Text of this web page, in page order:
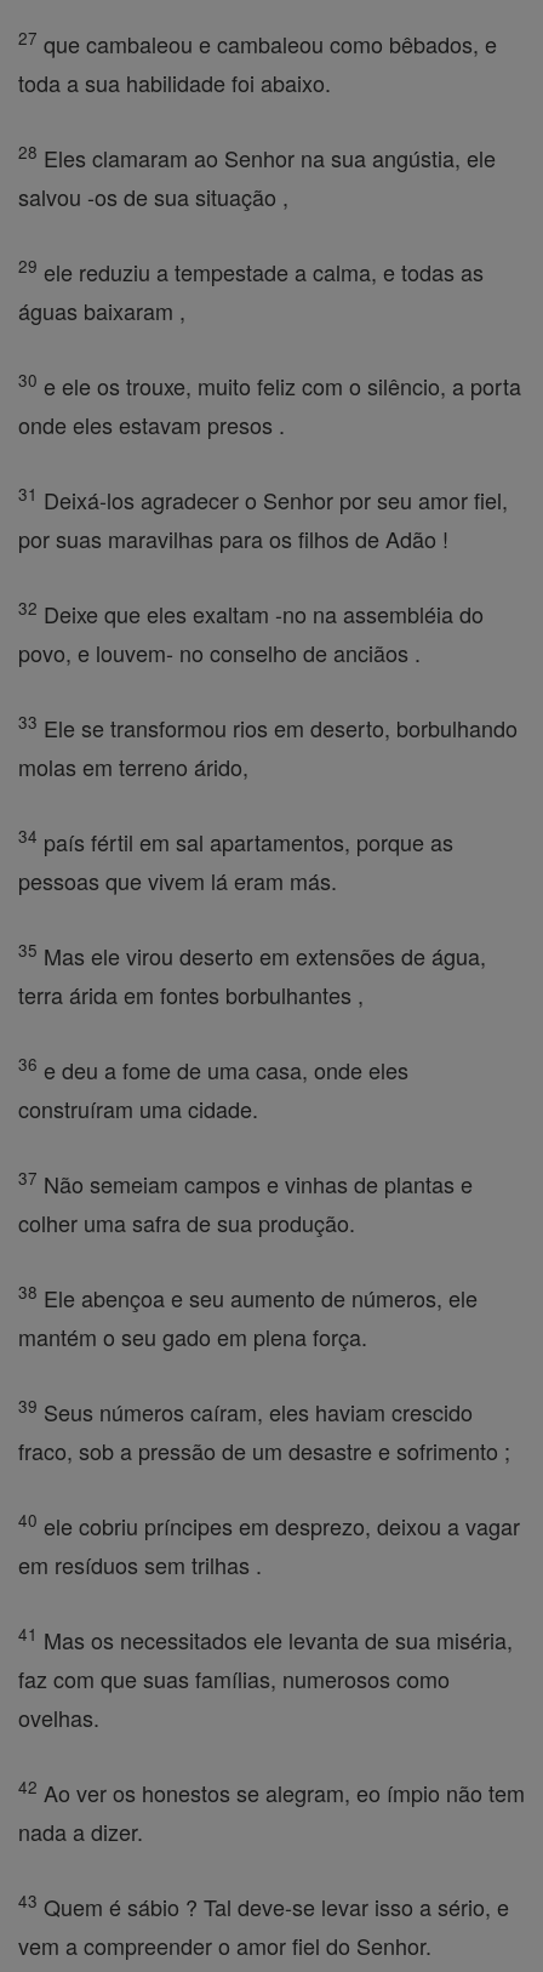
27 que cambaleou e cambaleou como bêbados, e
toda a sua habilidade foi abaixo.
28 Eles clamaram ao Senhor na sua angústia, ele
salvou -os de sua situação ,
29 ele reduziu a tempestade a calma, e todas as
águas baixaram ,
30 e ele os trouxe, muito feliz com o silêncio, a porta
onde eles estavam presos .
31 Deixá-los agradecer o Senhor por seu amor fiel,
por suas maravilhas para os filhos de Adão !
32 Deixe que eles exaltam -no na assembléia do
povo, e louvem- no conselho de anciãos .
33 Ele se transformou rios em deserto, borbulhando
molas em terreno árido,
34 país fértil em sal apartamentos, porque as
pessoas que vivem lá eram más.
35 Mas ele virou deserto em extensões de água,
terra árida em fontes borbulhantes ,
36 e deu a fome de uma casa, onde eles
construíram uma cidade.
37 Não semeiam campos e vinhas de plantas e
colher uma safra de sua produção.
38 Ele abençoa e seu aumento de números, ele
mantém o seu gado em plena força.
39 Seus números caíram, eles haviam crescido
fraco, sob a pressão de um desastre e sofrimento ;
40 ele cobriu príncipes em desprezo, deixou a vagar
em resíduos sem trilhas .
41 Mas os necessitados ele levanta de sua miséria,
faz com que suas famílias, numerosos como
ovelhas.
42 Ao ver os honestos se alegram, eo ímpio não tem
nada a dizer.
43 Quem é sábio ? Tal deve-se levar isso a sério, e
vem a compreender o amor fiel do Senhor.